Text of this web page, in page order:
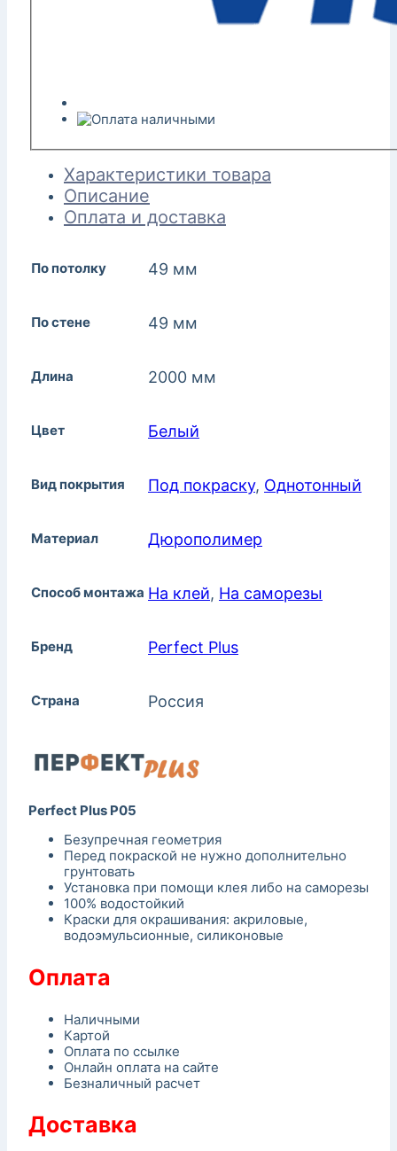
Характеристики товара
Описание
Оплата и доставка
По потолку 49 мм
По стене 49 мм
Длина 2000 мм
Цвет Белый
Вид покрытия Под покраску, Однотонный
Материал Дюрополимер
Способ монтажа На клей, На саморезы
Бренд Perfect Plus
Страна Россия
Perfect Plus P05
Безупречная геометрия
Перед покраской не нужно дополнительно
грунтовать
Установка при помощи клея либо на саморезы
100% водостойкий
Краски для окрашивания: акриловые,
водоэмульсионные, силиконовые
Оплата
Наличными
Картой
Оплата по ссылке
Онлайн оплата на сайте
Безналичный расчет
Доставка